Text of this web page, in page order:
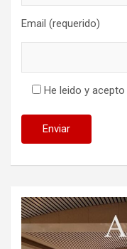
Email (requerido)
He leido y acepto